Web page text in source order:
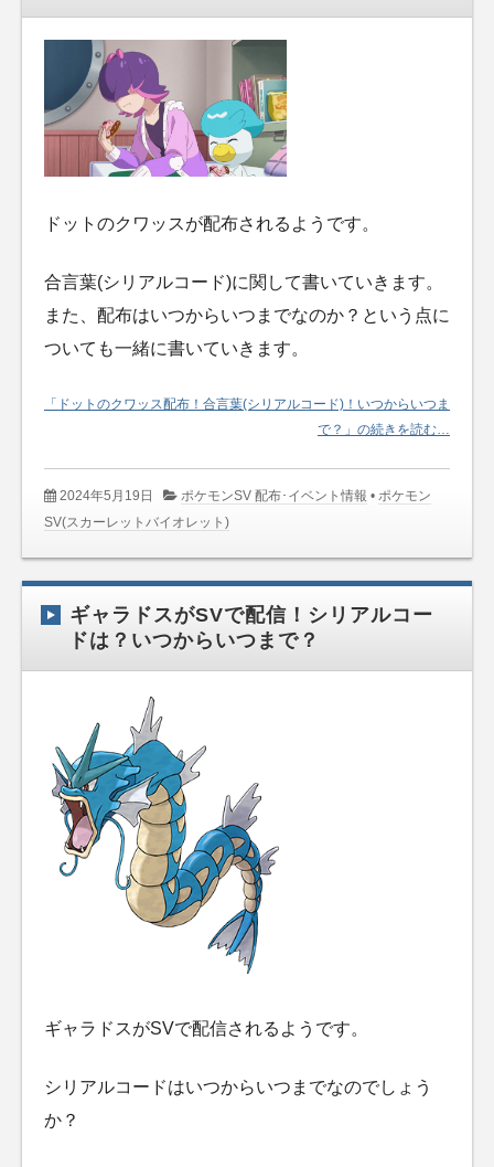
ドットのクワッスが配布されるようです。
合言葉(シリアルコード)に関して書いていきます。
また、配布はいつからいつまでなのか？という点に
ついても一緒に書いていきます。
「ドットのクワッス配布！合言葉(シリアルコード)！いつからいつま
で？」の続きを読む…
2024年5月19日 ポケモンSV 配布･イベント情報 •ポケモン
SV(スカーレットバイオレット)
ギャラドスがSVで配信！シリアルコー
ドは？いつからいつまで？
ギャラドスがSVで配信されるようです。
シリアルコードはいつからいつまでなのでしょう
か？